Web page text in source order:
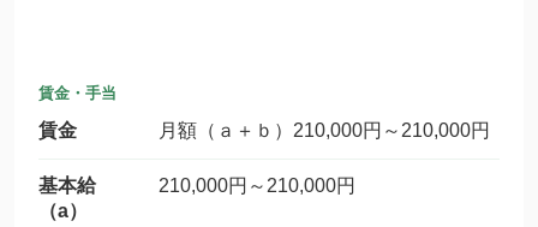
賃金・手当
賃金 月額（ａ＋ｂ）210,000円～210,000円
基本給
（a）
210,000円～210,000円